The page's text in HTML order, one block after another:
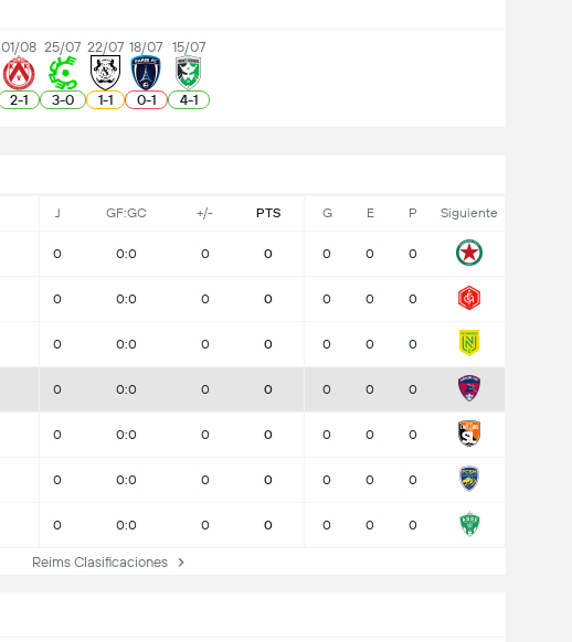
01/08
2-1
25/07
3-0
22/07
1-1
18/07
0-1
15/07
4-1
J GF:GC +/- PTS G E P Siguiente
0 0:0 0 0 0 0 0
0 0:0 0 0 0 0 0
0 0:0 0 0 0 0 0
0 0:0 0 0 0 0 0
0 0:0 0 0 0 0 0
0 0:0 0 0 0 0 0
0 0:0 0 0 0 0 0
Reims Clasificaciones